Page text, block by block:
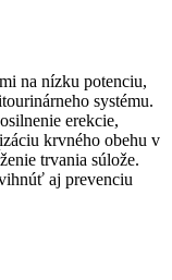
na nízku potenciu,
systému.
erekcie,
krvného obehu v
trvania súlože.
aj prevenciu